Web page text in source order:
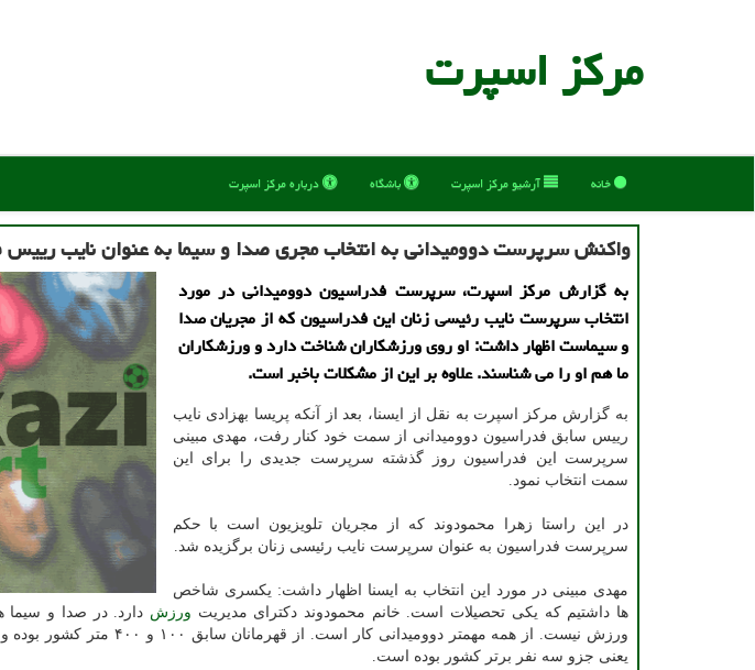
مركز اسپرت
خانه آرشیو مركز اسپرت باشگاه درباره مركز اسپرت
واکنش سرپرست دوومیدانی به انتخاب مجری صدا و سیما به عنوان نایب
به گزارش مرکز اسپرت، سرپرست فدراسیون دوومیدانی در مورد
انتخاب سرپرست نایب رئیسی زنان این فدراسیون که از مجریان صدا
و سیماست اظهار داشت: او روی ورزشکاران شناخت دارد و ورزشکاران
ما هم او را می شناسند. علاوه بر این از مشکلات باخبر است.
به گزارش مرکز اسپرت به نقل از ایسنا، بعد از آنکه پریسا بهزادی نایب
رییس سابق فدراسیون دوومیدانی از سمت خود کنار رفت، مهدی مبینی
سرپرست این فدراسیون روز گذشته سرپرست جدیدی را برای این
سمت انتخاب نمود.
در این راستا زهرا محمودوند که از مجریان تلویزیون است با حکم
سرپرست فدراسیون به عنوان سرپرست نایب رئیسی زنان برگزیده شد.
مهدی مبینی در مورد این انتخاب به ایسنا اظهار داشت: یکسری شاخص
ها داشتیم که یکی تحصیلات است. خانم محمودوند دکترای مدیریت ورزش
ورزش نیست. از همه مهمتر
یعنی جزو سه نفر برتر کشور بوده است.